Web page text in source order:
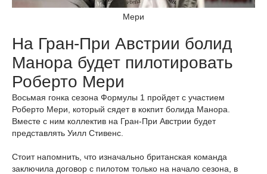
Мери
На Гран-При Австрии болид
Манора будет пилотировать
Роберто Мери
Восьмая гонка сезона Формулы 1 пройдет с участием
Роберто Мери, который сядет в кокпит болида Манора.
Вместе с ним коллектив на Гран-При Австрии будет
представлять Уилл Стивенс.
Стоит напомнить, что изначально британская команда
заключила договор с пилотом только на начало сезона, в